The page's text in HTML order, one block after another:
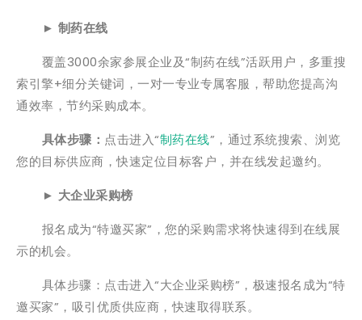
► 制药在线
覆盖3000余家参展企业及“制药在线”活跃用户，多重搜
索引擎+细分关键词，一对一专业专属客服，帮助您提高沟
通效率，节约采购成本。
具体步骤： 点击进入“制药在线”，通过系统搜索、浏览
您的目标供应商，快速定位目标客户，并在线发起邀约。
► 大企业采购榜
报名成为“特邀买家”，您的采购需求将快速得到在线展
示的机会。
具体步骤：点击进入“大企业采购榜”，极速报名成为“特
邀买家”，吸引优质供应商，快速取得联系。